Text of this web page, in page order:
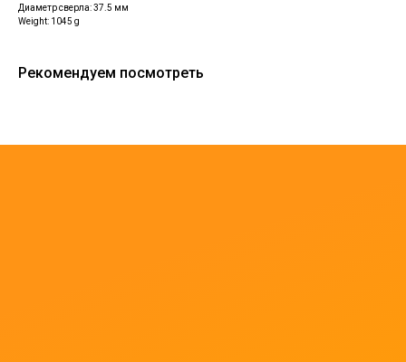
Диаметр сверла: 37.5 мм
Weight: 1045 g
Рекомендуем посмотреть